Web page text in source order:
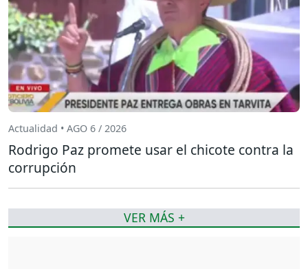
Actualidad • AGO 6 / 2026
Rodrigo Paz promete usar el chicote contra la
corrupción
VER MÁS +